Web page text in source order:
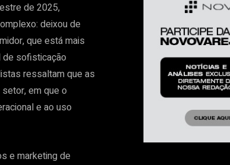
de 2025,
deixou de
que está mais
de sofisticação
ressaltam que as
em que o
e ao uso
e marketing de